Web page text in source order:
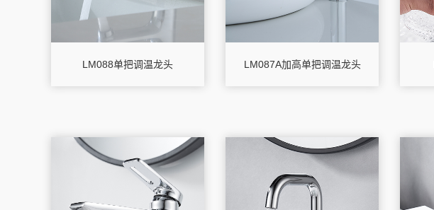
LM088单把调温龙头 LM087A加高单把调温龙头